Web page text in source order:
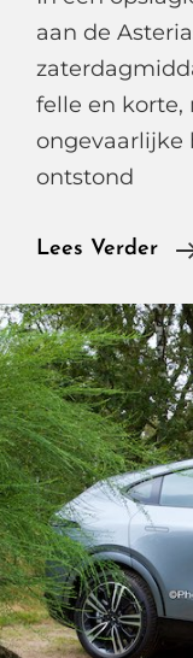
aan de
felle en korte,
ongevaarlijke
ontstond
Lees Verder